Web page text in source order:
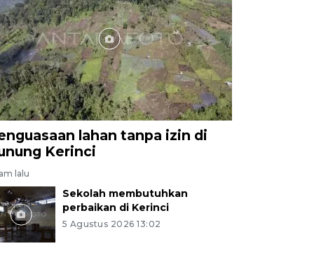
Buddha terbesar di Asia Tenggara atau seluas
sebagian warga untuk memanfaatkan waktu libur
dengan kunjungan rata-rata per hari 500 orang lebih.
YU
lahan tanpa izin di
Kerinci
lalu
Sekolah membutuhkan
perbaikan di Kerinci
5 Agustus 2026 13:02